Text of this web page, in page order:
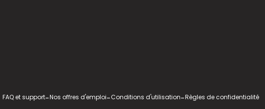
FAQ et support-Nos offres d'emploi-Conditions d'utilisation-Règles de confidentialité